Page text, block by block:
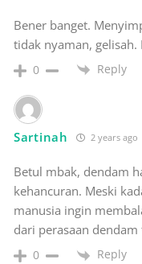
Bener banget.
tidak nyaman, gelisah.
0 Reply
Sartinah 2 years ago
Betul mbak, dendam
kehancuran. Meski
manusia ingin
dari perasaan
0 Reply